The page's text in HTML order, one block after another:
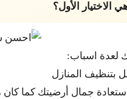
الاختيار الأول؟
لعدة اسباب:
بتنظيف المنازل
جمال أرضيتك كما